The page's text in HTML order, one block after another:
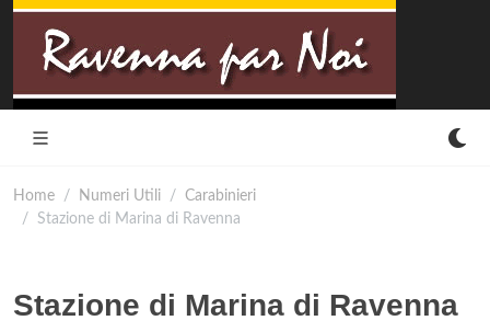
Home Numeri Utili
Carabinieri
Stazione di Marina di Ravenna
Stazione di Marina di Ravenna